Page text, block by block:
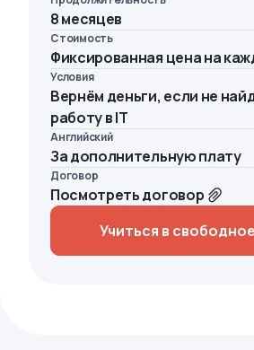
8 месяцев
Стоимость
Фиксированная цена на
Условия
Вернём деньги, если не
работу в IT
Английский
За дополнительную плату
Договор
Посмотреть договор
Учиться в